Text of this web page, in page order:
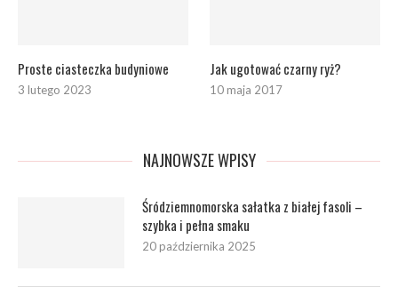
Proste ciasteczka budyniowe
3 lutego 2023
Jak ugotować czarny ryż?
10 maja 2017
NAJNOWSZE WPISY
Śródziemnomorska sałatka z białej fasoli –
szybka i pełna smaku
20 października 2025